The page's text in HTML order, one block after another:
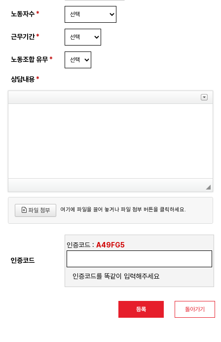
노동자수 *
근무기간*
노동조합 유무 *
상담내용 *
파일 첨부 여기에 파일을 끌어 놓거나 파일 첨부 버튼을 클릭하세요.
인증코드
인증코드 : A49FG5
인증코드를 똑같이 입력해주세요
돌아가기